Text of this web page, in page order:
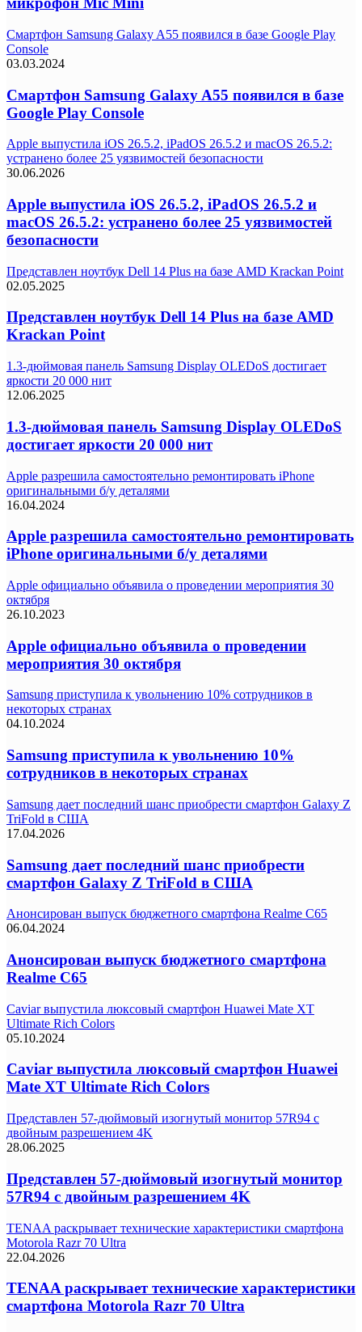
Смартфон Samsung Galaxy A55 появился в базе Google Play
Console
03.03.2024
Смартфон Samsung Galaxy A55 появился в базе
Google Play Console
Apple выпустила iOS 26.5.2, iPadOS 26.5.2 и macOS 26.5.2:
устранено более 25 уязвимостей безопасности
30.06.2026
Apple выпустила iOS 26.5.2, iPadOS 26.5.2 и
macOS 26.5.2: устранено более 25 уязвимостей
безопасности
Представлен ноутбук Dell 14 Plus на базе AMD Krackan Point
02.05.2025
Представлен ноутбук Dell 14 Plus на базе AMD
Krackan Point
1.3-дюймовая панель Samsung Display OLEDoS достигает
яркости 20 000 нит
12.06.2025
1.3-дюймовая панель Samsung Display OLEDoS
достигает яркости 20 000 нит
Apple разрешила самостоятельно ремонтировать iPhone
оригинальными б/у деталями
16.04.2024
Apple разрешила самостоятельно ремонтировать
iPhone оригинальными б/у деталями
Apple официально объявила о проведении мероприятия 30
октября
26.10.2023
Apple официально объявила о проведении
мероприятия 30 октября
Samsung приступила к увольнению 10% сотрудников в
некоторых странах
04.10.2024
Samsung приступила к увольнению 10%
сотрудников в некоторых странах
Samsung дает последний шанс приобрести смартфон Galaxy Z
TriFold в США
17.04.2026
Samsung дает последний шанс приобрести
смартфон Galaxy Z TriFold в США
Анонсирован выпуск бюджетного смартфона Realme C65
06.04.2024
Анонсирован выпуск бюджетного смартфона
Realme C65
Caviar выпустила люксовый смартфон Huawei Mate XT
Ultimate Rich Colors
05.10.2024
Caviar выпустила люксовый смартфон Huawei
Mate XT Ultimate Rich Colors
Представлен 57-дюймовый изогнутый монитор 57R94 с
двойным разрешением 4K
28.06.2025
Представлен 57-дюймовый изогнутый монитор
57R94 с двойным разрешением 4K
TENAA раскрывает технические характеристики смартфона
Motorola Razr 70 Ultra
22.04.2026
TENAA раскрывает технические характеристики
смартфона Motorola Razr 70 Ultra